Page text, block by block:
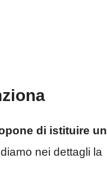
di istituire un
nei dettagli la